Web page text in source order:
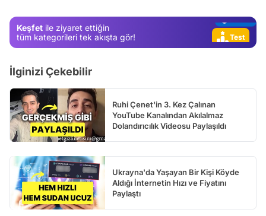
Keşfet ile ziyaret ettiğin
tüm kategorileri tek akışta gör!
İlginizi Çekebilir
Ruhi Çenet'in 3. Kez Çalınan
YouTube Kanalından Akılalmaz
Dolandırıcılık Videosu Paylaşıldı
Ukrayna'da Yaşayan Bir Kişi Köyde
Aldığı İnternetin Hızı ve Fiyatını
Paylaştı